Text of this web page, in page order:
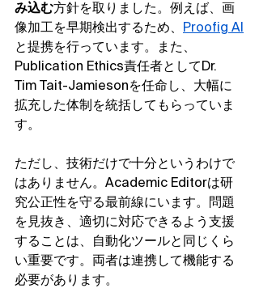
み込む方針を取りました。例えば、画
像加工を早期検出するため、 Proofig AI
と提携を行っています。また、
Publication Ethics責任者としてDr.
Tim Tait-Jamiesonを任命し、大幅に
拡充した体制を統括してもらっていま
す。
ただし、技術だけで十分というわけで
はありません。Academic Editorは研
究公正性を守る最前線にいます。問題
を見抜き、適切に対応できるよう支援
することは、自動化ツールと同じくら
い重要です。両者は連携して機能する
必要があります。